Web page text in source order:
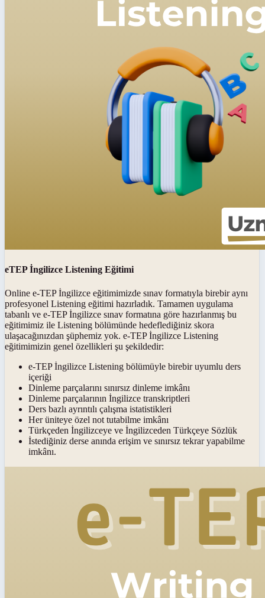
eTEP İngilizce Listening Eğitimi
Online e-TEP İngilizce eğitimimizde sınav formatıyla birebir aynı
profesyonel Listening eğitimi hazırladık. Tamamen uygulama
tabanlı ve e-TEP İngilizce sınav formatına göre hazırlanmış bu
eğitimimiz ile Listening bölümünde hedeflediğiniz skora
ulaşacağınızdan şüphemiz yok. e-TEP İngilizce Listening
eğitimimizin genel özellikleri şu şekildedir:
e-TEP İngilizce Listening bölümüyle birebir uyumlu ders
içeriği
Dinleme parçalarını sınırsız dinleme imkânı
Dinleme parçalarının İngilizce transkriptleri
Ders bazlı ayrıntılı çalışma istatistikleri
Her üniteye özel not tutabilme imkânı
Türkçeden İngilizceye ve İngilizceden Türkçeye Sözlük
İstediğiniz derse anında erişim ve sınırsız tekrar yapabilme
imkânı.